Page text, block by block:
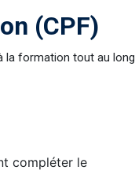
(CPF)
la formation tout au long
compléter le